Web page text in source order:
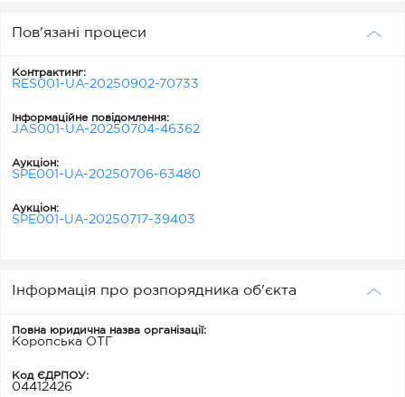
Пов'язані процеси
Контрактинг:
RES001-UA-20250902-70733
Інформаційне повідомлення:
JAS001-UA-20250704-46362
Аукціон:
SPE001-UA-20250706-63480
Аукціон:
SPE001-UA-20250717-39403
Інформація про розпорядника об'єкта
Повна юридична назва організації:
Коропська ОТГ
Код ЄДРПОУ:
04412426